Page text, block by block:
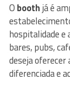
O booth já é
hospitalidade
bares, pubs,
deseja oferecer
diferenciada e